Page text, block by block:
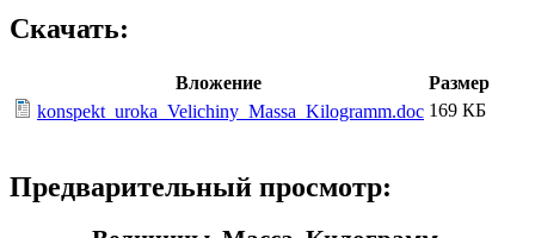
Скачать:
Вложение
Размер
konspekt_uroka_Velichiny_Massa_Kilogramm.doc 169 КБ
Предварительный просмотр: